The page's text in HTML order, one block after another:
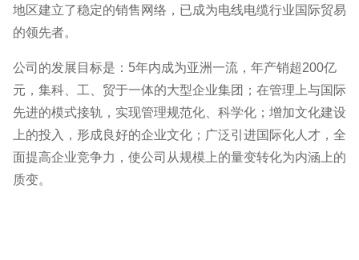
地区建立了稳定的销售网络，已成为电线电缆行业国际贸易
的领先者。
公司的发展目标是：5年内成为亚洲一流，年产销超200亿
元，集科、工、贸于一体的大型企业集团；在管理上与国际
先进的模式接轨，实现管理规范化、科学化；增加文化建设
上的投入，形成良好的企业文化；广泛引进国际化人才，全
面提高企业竞争力，使公司从规模上的量变转化为内涵上的
质变。